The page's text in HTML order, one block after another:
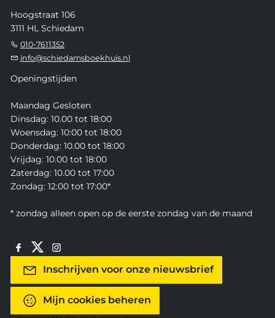
Hoogstraat 106
3111 HL Schiedam
010-7611352
info@schiedamsboekhuis.nl
Openingstijden
Maandag Gesloten
Dinsdag: 10.00 tot 18:00
Woensdag: 10:00 tot 18:00
Donderdag: 10.00 tot 18:00
Vrijdag: 10.00 tot 18:00
Zaterdag: 10.00 tot 17:00
Zondag: 12:00 tot 17:00*
* zondag alleen open op de eerste zondag van de maand
Inschrijven voor onze nieuwsbrief
Mijn cookies beheren